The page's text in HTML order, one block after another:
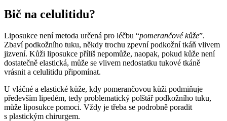
Bič na celulitidu?
Liposukce není metoda určená pro léčbu “pomerančové kůže”.
Zbaví podkožního tuku, někdy trochu zpevní podkožní tkáň vlivem
jizvení. Kůži liposukce příliš nepomůže, naopak, pokud kůže není
dostatečně elastická, může se vlivem nedostatku tukové tkáně
vrásnit a celulitidu připomínat.
U vláčné a elastické kůže, kdy pomerančovou kůži podmiňuje
především lipedém, tedy problematický polštář podkožního tuku,
může liposukce pomoci. Vždy je třeba se podrobně poradit
s plastickým chirurgem.